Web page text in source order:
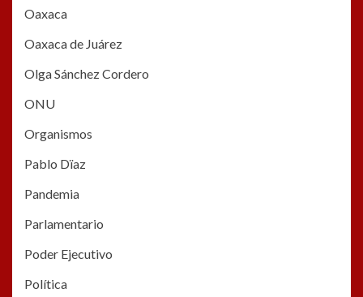
Oaxaca
Oaxaca de Juárez
Olga Sánchez Cordero
ONU
Organismos
Pablo Dïaz
Pandemia
Parlamentario
Poder Ejecutivo
Política